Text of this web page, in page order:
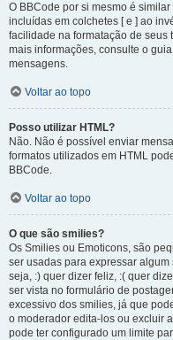
O BBCode por si mesmo é
incluídas em colchetes [ e ] ao
facilidade na formatação de seus
mais informações, consulte o
mensagens.
Voltar ao topo
Posso utilizar HTML?
Não. Não é possível enviar
formatos utilizados em HTML
BBCode.
Voltar ao topo
O que são smilies?
Os Smilies ou Emoticons, são
ser usadas para expressar
seja, :) quer dizer feliz, :( quer
ser vista no formulário de
excessivo dos smilies, já que
o moderador edita-los ou excluir
pode ter configurado um limite